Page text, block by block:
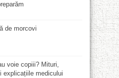
de morcovi
voie copiii? Mituri,
explicațiile medicului